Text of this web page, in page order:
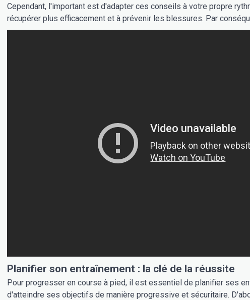
Cependant, l'important est d'adapter ces conseils à votre propre
récupérer plus efficacement et à prévenir les blessures. Par
Planifier son entraînement : la clé de la réussite
Pour progresser en course à pied, il est essentiel de planifier ses
d'atteindre ses objectifs de manière progressive et sécuritaire.